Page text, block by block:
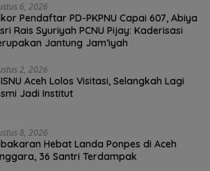
6, 2026
Pendaftar PD-PKPNU Capai 607, Abiya
Rais Syuriyah PCNU Pijay: Kaderisasi
Jantung Jam’iyah
2, 2026
Aceh Lolos Visitasi, Selangkah Lagi
Jadi Institut
8, 2026
Hebat Landa Ponpes di Aceh
36 Santri Terdampak